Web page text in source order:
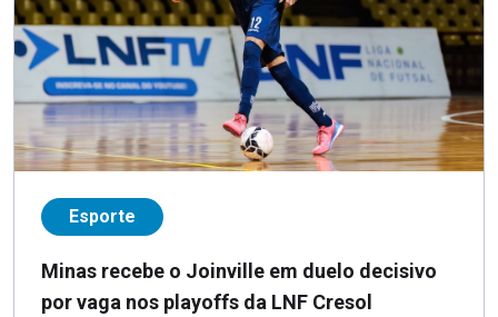
Esporte
Minas recebe o Joinville em duelo decisivo
por vaga nos playoffs da LNF Cresol